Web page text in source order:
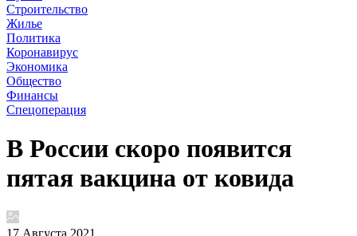
Строительство
Жилье
Политика
Коронавирус
Экономика
Общество
Финансы
Спецоперация
В России скоро появится
пятая вакцина от ковида
17 Августа 2021